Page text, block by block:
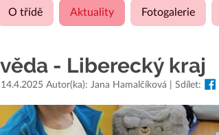
O třídě Aktuality Fotogalerie
- Liberecký kraj
Autor(ka): Jana Hamalčíková | Sdílet: